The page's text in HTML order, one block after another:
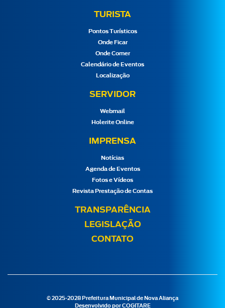
TURISTA
Pontos Turísticos
Onde Ficar
Onde Comer
Calendário de Eventos
Localização
SERVIDOR
Webmail
Holerite Online
IMPRENSA
Notícias
Agenda de Eventos
Fotos e Vídeos
Revista Prestação de Contas
TRANSPARÊNCIA
LEGISLAÇÃO
CONTATO
© 2025-2028 Prefeitura Municipal de Nova Aliança
Desenvolvido por COGITARE